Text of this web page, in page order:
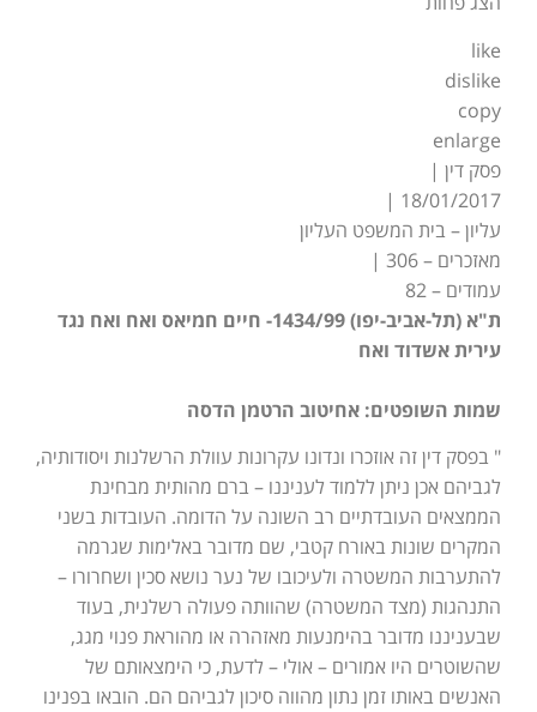
like
dislike
copy
enlarge
פסק דין |
18/01/2017 |
עליון – בית המשפט העליון
מאזכרים – 306 |
עמודים – 82
ת"א (תל-אביב-יפו) 1434/99- חיים חמיאס ואח ואח נגד
עירית אשדוד ואח
שמות השופטים: אחיטוב הרטמן הדסה
" בפסק דין זה אוזכרו ונדונו עקרונות עוולת הרשלנות ויסודותיה,
לגביהם אכן ניתן ללמוד לעניננו – ברם מהותית מבחינת
הממצאים העובדתיים רב השונה על הדומה. העובדות בשני
המקרים שונות באורח קטבי, שם מדובר באלימות שגרמה
להתערבות המשטרה ולעיכובו של נער נושא סכין ושחרורו –
התנהגות (מצד המשטרה) שהוותה פעולה רשלנית, בעוד
שבעניננו מדובר בהימנעות מאזהרה או מהוראת פנוי מגג,
שהשוטרים היו אמורים – אולי – לדעת, כי הימצאותם של
האנשים באותו זמן נתון מהווה סיכון לגביהם הם. הובאו בפנינו